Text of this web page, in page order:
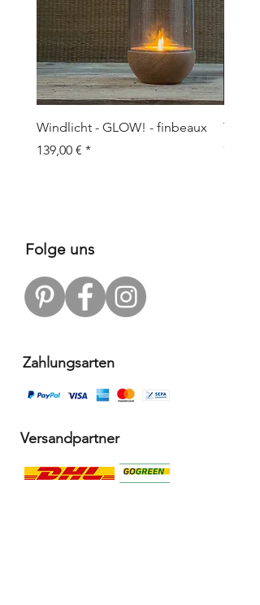
Windlicht - GLOW! - finbeaux
Preis
139,00 €
Topf/
Folge uns
Zahlungsarten
Versandpartner